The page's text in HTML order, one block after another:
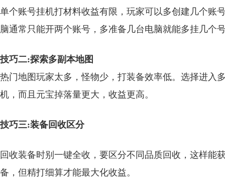
单个账号挂机打材料收益有限，玩家可以多创建几个账
脑通常只能开两个账号，多准备几台电脑就能多挂几个
技巧二:探索多副本地图
热门地图玩家太多，怪物少，打装备效率低。选择进入
机，而且元宝掉落量更大，收益更高。
技巧三:装备回收区分
回收装备时别一键全收，要区分不同品质回收，这样能
备，但精打细算才能最大化收益。